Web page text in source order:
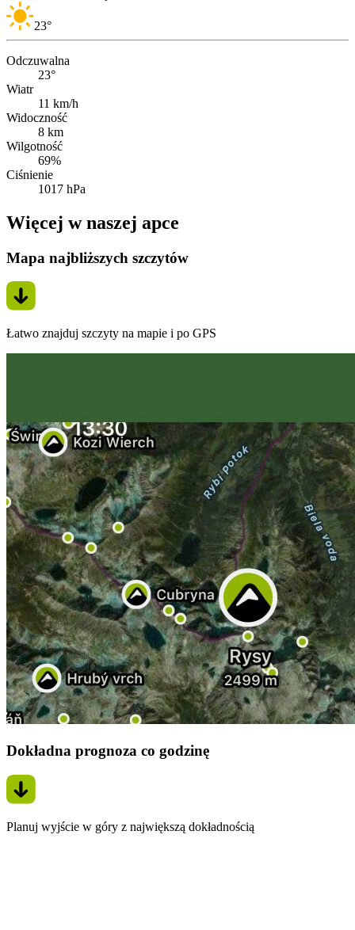
23°
Odczuwalna
23°
Wiatr
11 km/h
Widoczność
8 km
Wilgotność
69%
Ciśnienie
1017 hPa
Więcej w naszej apce
Mapa najbliższych szczytów
Łatwo znajduj szczyty na mapie i po GPS
Dokładna prognoza co godzinę
Planuj wyjście w góry z największą dokładnością